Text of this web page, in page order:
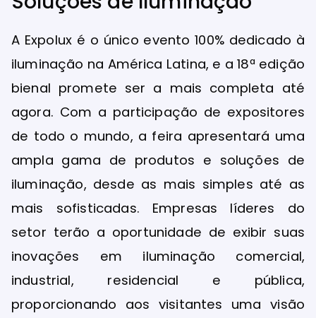
A Expolux é o único evento 100% dedicado à
iluminação na América Latina, e a 18ª edição
bienal promete ser a mais completa até
agora. Com a participação de expositores
de todo o mundo, a feira apresentará uma
ampla gama de produtos e soluções de
iluminação, desde as mais simples até as
mais sofisticadas. Empresas líderes do
setor terão a oportunidade de exibir suas
inovações em iluminação comercial,
industrial, residencial e pública,
proporcionando aos visitantes uma visão